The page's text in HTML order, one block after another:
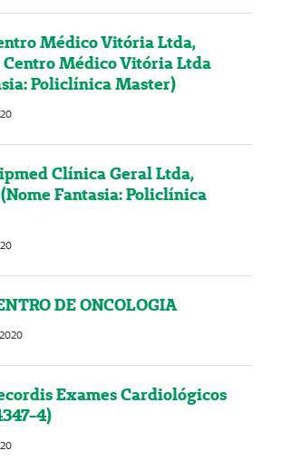
Médico Vitória Ltda,
Centro Médico Vitória Ltda
Policlínica Master)
Clínica Geral Ltda,
Fantasia: Policlínica
DE ONCOLOGIA
Exames Cardiológicos
4)